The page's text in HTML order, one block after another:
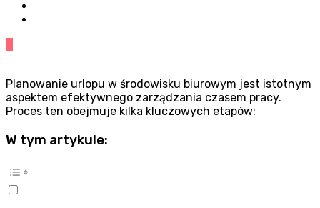
Planowanie urlopu w środowisku biurowym jest istotnym
aspektem efektywnego zarządzania czasem pracy.
Proces ten obejmuje kilka kluczowych etapów:
W tym artykule: